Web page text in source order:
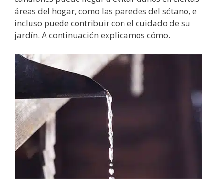
áreas del hogar, como las paredes del sótano, e
incluso puede contribuir con el cuidado de su
jardín. A continuación explicamos cómo.